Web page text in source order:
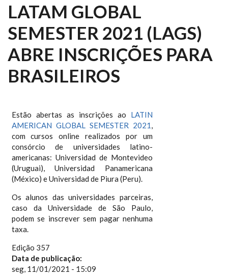
LATAM GLOBAL
SEMESTER 2021 (LAGS)
ABRE INSCRIÇÕES PARA
BRASILEIROS
Estão abertas as inscrições ao LATIN
AMERICAN GLOBAL SEMESTER 2021,
com cursos online realizados por um
consórcio de universidades latino-
americanas: Universidad de Montevideo
(Uruguai), Universidad Panamericana
(México) e Universidad de Piura (Peru).
Os alunos das universidades parceiras,
caso da Universidade de São Paulo,
podem se inscrever sem pagar nenhuma
taxa.
Edição 357
Data de publicação:
seg, 11/01/2021 - 15:09